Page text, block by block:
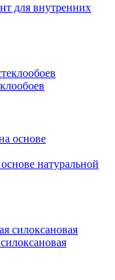
для внутренних
натуральной